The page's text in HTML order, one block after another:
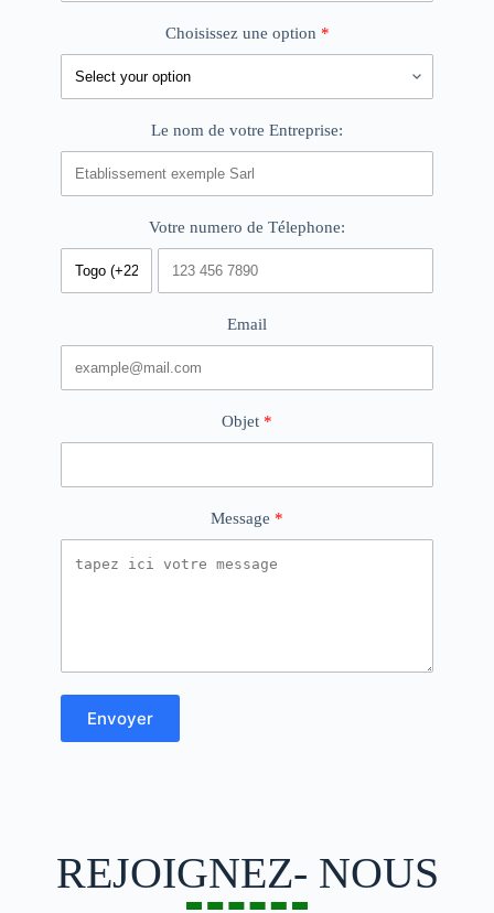
Choisissez une option
Le nom de votre Entreprise:
Votre numero de Télephone:
Email
Objet
Message
Envoyer
REJOIGNEZ- NOUS